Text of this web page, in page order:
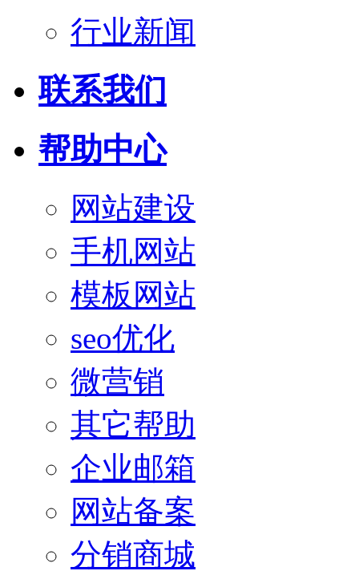
行业新闻
联系我们
帮助中心
网站建设
手机网站
模板网站
seo优化
微营销
其它帮助
企业邮箱
网站备案
分销商城